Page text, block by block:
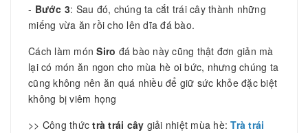
- Bước 3: Sau đó, chúng ta cắt trái cây thành những
miếng vừa ăn rồi cho lên dĩa đá bào.
Cách làm mónSiro đá bào này cũng thật đơn giản mà
lại có món ăn ngon cho mùa hè oi bức, nhưng chúng ta
cũng không nên ăn quá nhiều để giữ sức khỏe đặc biệt
không bị viêm họng
>> Công thức trà trái cây giải nhiệt mùa hè:Trà trái